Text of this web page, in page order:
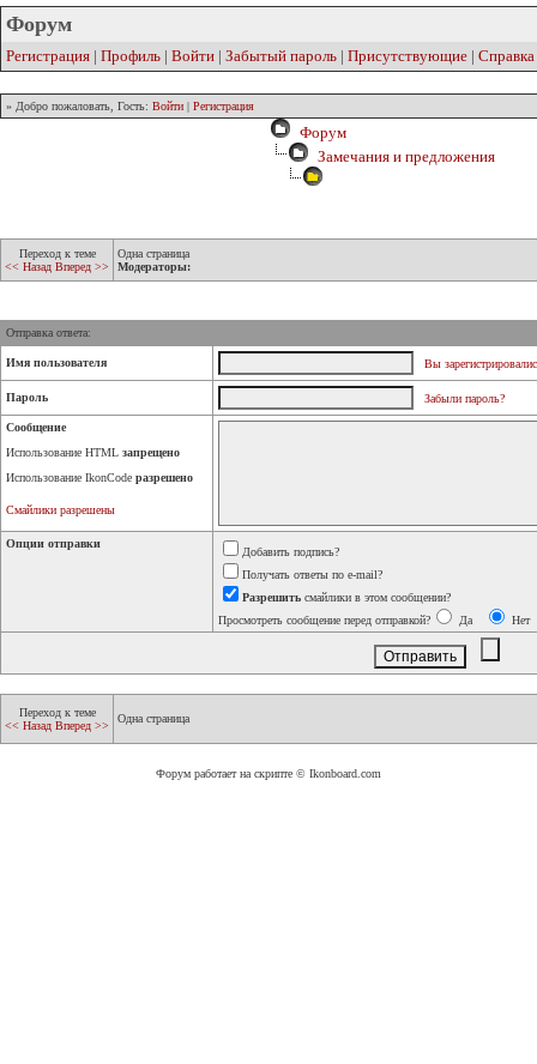
Форум
Регистрация | Профиль | Войти | Забытый пароль | Присутствующие | Справка
» Добро пожаловать, Гость: Войти | Регистрация
Форум
Замечания и предложения
Переход к теме
<< Назад Вперед >>
Одна страница
Модераторы:
Отправка ответа:
Имя пользователя Вы
Пароль Забыли пароль?
Сообщение
Использование HTML запрещено
Использование IkonCode разрешено
Смайлики разрешены
Опции отправки
Добавить подпись?
Получать ответы по e-mail?
Разрешить смайлики в этом сообщении?
Просмотреть сообщение перед отправкой?
Да Нет
Переход к теме
<< Назад Вперед >>
Одна страница
Форум работает на скрипте © Ikonboard.com